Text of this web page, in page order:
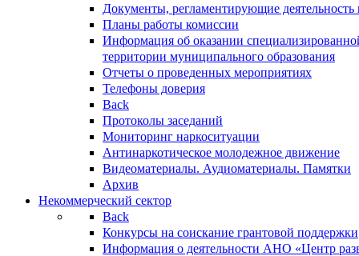
Документы, регламентирующие деятельность
Планы работы комиссии
Информация об оказании
территории муниципального образования
Отчеты о проведенных мероприятиях
Телефоны доверия
Back
Протоколы заседаний
Мониторинг наркоситуации
Антинаркотическое молодежное движение
Видеоматериалы. Аудиоматериалы. Памятки
Архив
Некоммерческий сектор
Back
Конкурсы на соискание грантовой поддержки
Информация о деятельности АНО «Центр